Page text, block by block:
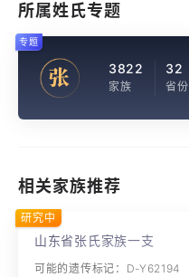
所属姓氏专题
张 3822
家族
32
省份
专题
相关家族推荐
山东省张氏家族一支
可能的遗传标记：D-Y62194
研究中